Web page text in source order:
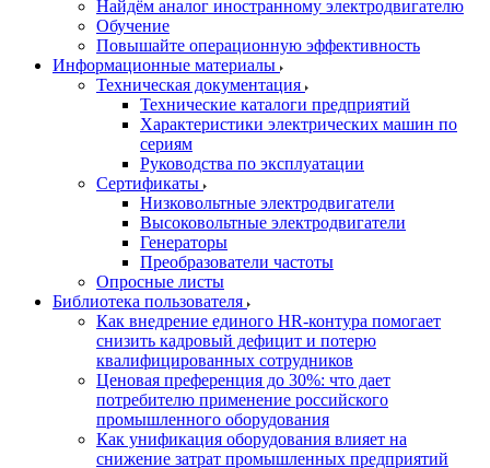
Найдём аналог иностранному электродвигателю
Обучение
Повышайте операционную эффективность
Информационные материалы
Техническая документация
Технические каталоги предприятий
Характеристики электрических машин по
сериям
Руководства по эксплуатации
Сертификаты
Низковольтные электродвигатели
Высоковольтные электродвигатели
Генераторы
Преобразователи частоты
Опросные листы
Библиотека пользователя
Как внедрение единого HR-контура помогает
снизить кадровый дефицит и потерю
квалифицированных сотрудников
Ценовая преференция до 30%: что дает
потребителю применение российского
промышленного оборудования
Как унификация оборудования влияет на
снижение затрат промышленных предприятий